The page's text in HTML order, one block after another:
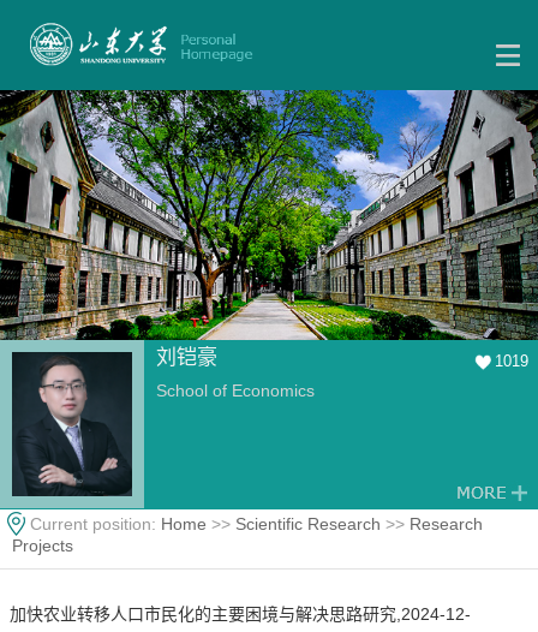
刘铠豪 1019
School of Economics
Current position: Home >> Scientific Research >> Research
Projects
加快农业转移人口市民化的主要困境与解决思路研究,2024-12-